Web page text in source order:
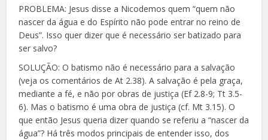
PROBLEMA: Jesus disse a Nicodemos quem “quemnão
nascer da água e do Espírito não pode entrar no reino de
Deus”. Isso quer dizer que é necessário ser batizado para
ser salvo?
SOLUÇÃO: O batismo não é necessário para a salvação
(veja os comentários de At 2.38). A salvação é pela graça,
mediante a fé, e não por obras de justiça (Ef 2.8-9; Tt 3.5-
6). Mas o batismo é uma obra de justiça (cf. Mt 3.15). O
que então Jesus queria dizer quando se referiu a “nascer da
água”? Há trêsmodos principais de entender isso, dos